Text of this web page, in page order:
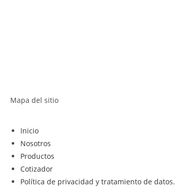
Mapa del sitio
Inicio
Nosotros
Productos
Cotizador
Política de privacidad y tratamiento de datos.